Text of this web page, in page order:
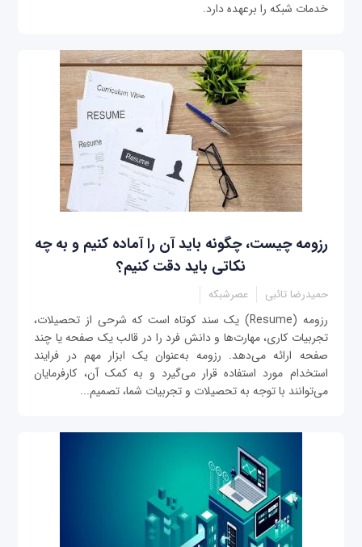
خدمات شبکه را برعهده دارد.
رزومه چیست، چگونه باید آن را آماده کنیم و به چه
نکاتی باید دقت کنیم؟
حمیدرضا تائبی عصرشبکه
رزومه (Resume) یک سند کوتاه است که شرحی از تحصیلات،
تجربیات کاری، مهارت‌ها و دانش فرد را در قالب یک صفحه یا چند
صفحه ارائه می‌دهد. رزومه به‌عنوان یک ابزار مهم در فرایند
استخدام مورد استفاده قرار می‌گیرد و به کمک آن، کارفرمایان
می‌توانند با توجه به تحصیلات و تجربیات شما، تصمیم‌...